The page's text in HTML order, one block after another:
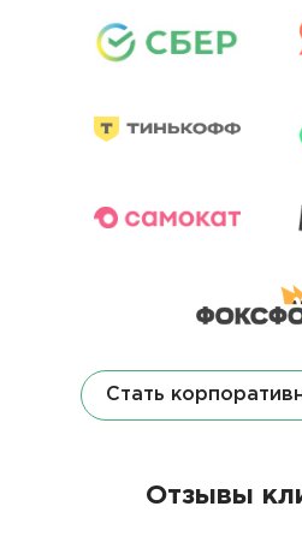
Стать
Отзывы